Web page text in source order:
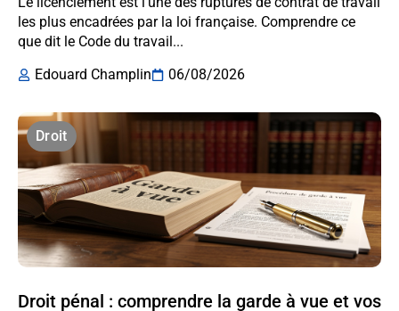
les plus encadrées par la loi française. Comprendre ce
que dit le Code du travail...
Edouard Champlin
06/08/2026
Droit
Droit pénal : comprendre la garde à vue et vos